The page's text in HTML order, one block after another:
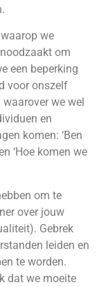
we
om
een beperking
voor onszelf
we wel
en
komen: ‘Ben
‘Hoe komen we
om te
over jouw
Gebrek
leiden en
te worden.
dat we moeite